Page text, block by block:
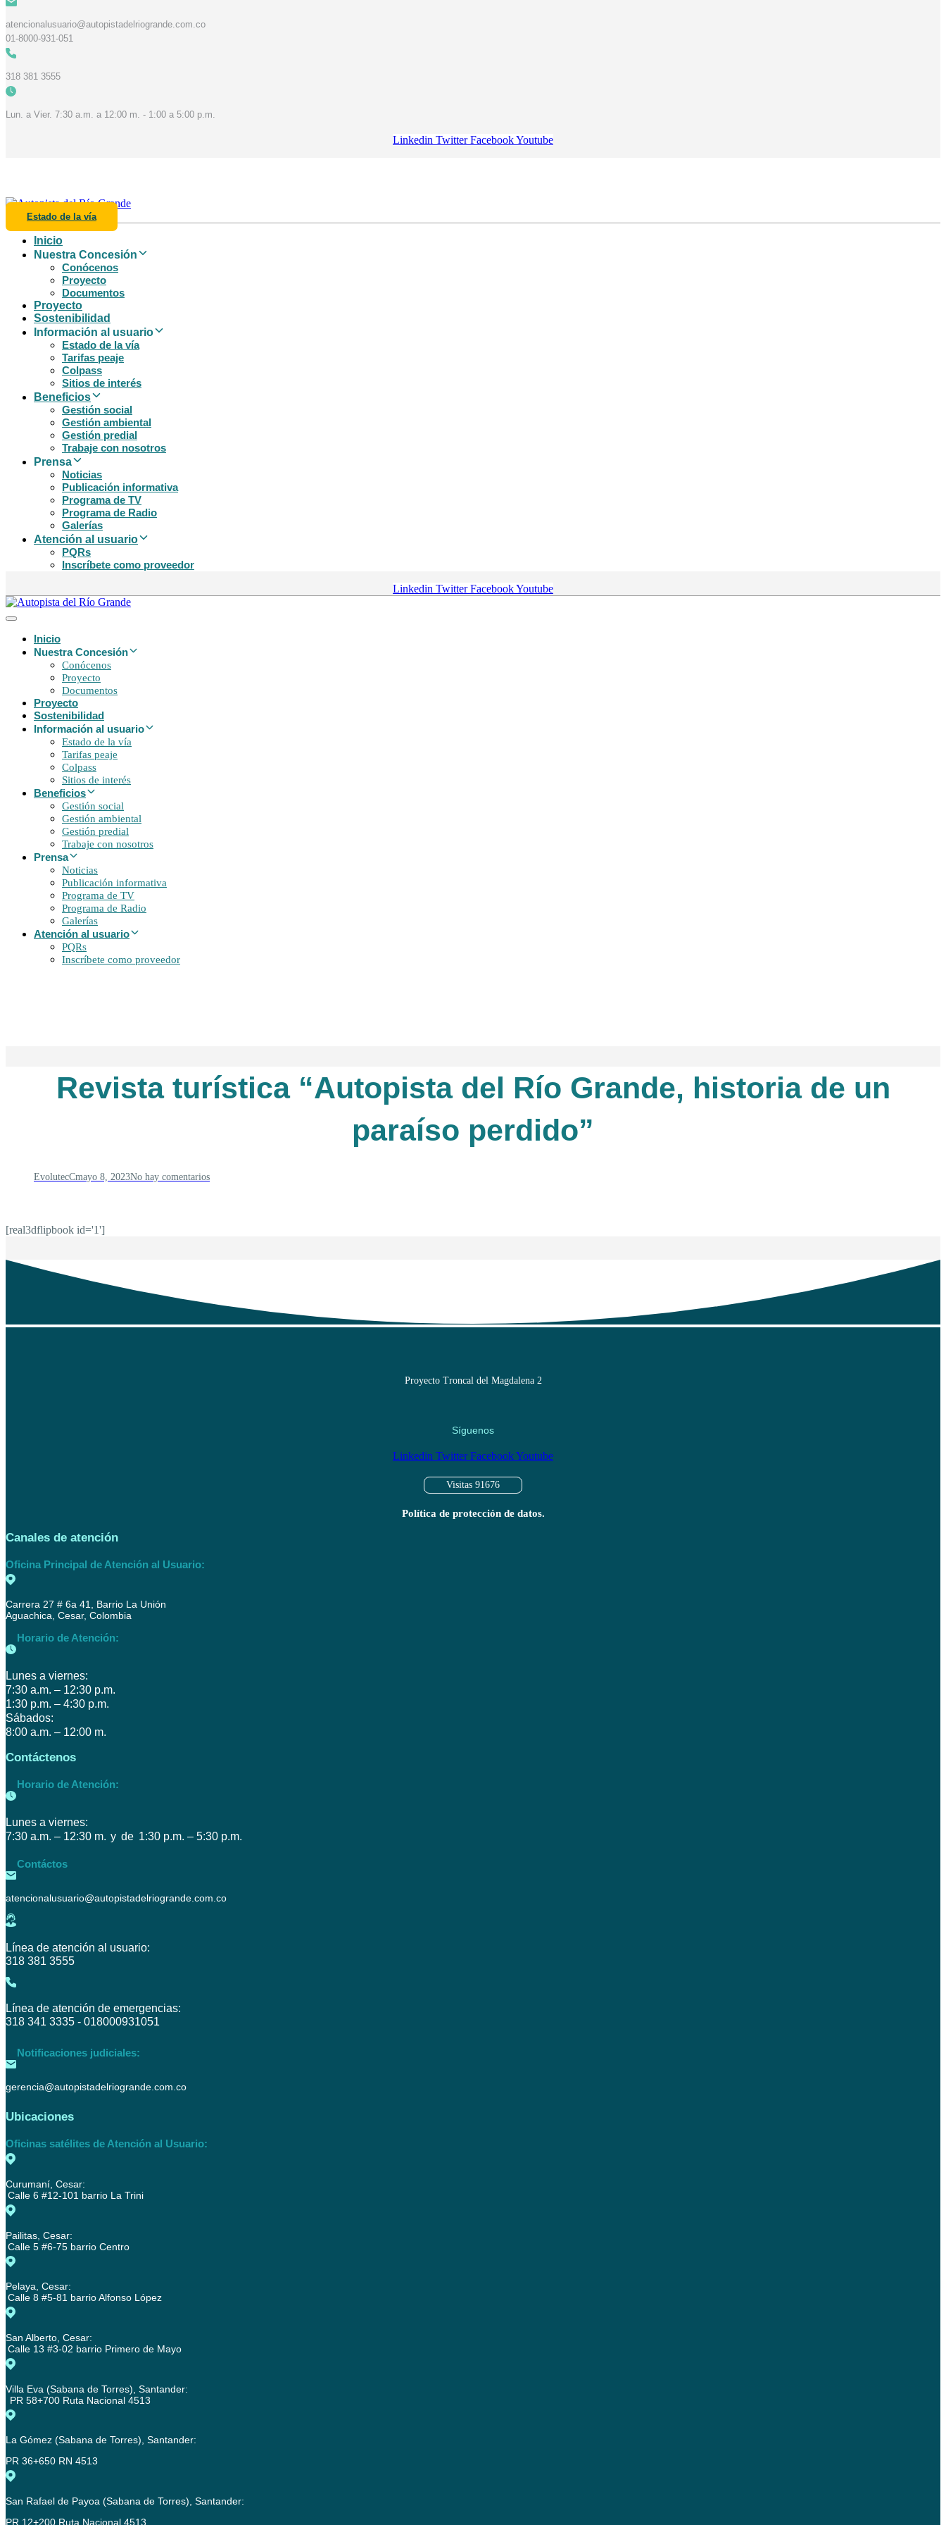
primary
navigation
Skip
content
atencionalusuario@autopistadelriogrande.com.co
01-8000-931-051
318 381 3555
Lun. a Vier. 7:30 a.m. a 12:00 m. - 1:00 a 5:00 p.m.
Linkedin Twitter FacebookYoutube
Estado de la vía
Inicio
Nuestra Concesión
Conócenos
Proyecto
Documentos
Proyecto
Sostenibilidad
Información al usuario
Estado de la vía
Tarifas peaje
Colpass
Sitios de interés
Beneficios
Gestión social
Gestión ambiental
Gestión predial
Trabaje con nosotros
Prensa
Noticias
Publicación informativa
Programa de TV
Programa de Radio
Galerías
Atención al usuario
PQRs
Inscríbete como proveedor
Linkedin Twitter FacebookYoutube
Inicio
Nuestra Concesión
Conócenos
Proyecto
Documentos
Proyecto
Sostenibilidad
Información al usuario
Estado de la vía
Tarifas peaje
Colpass
Sitios de interés
Beneficios
Gestión social
Gestión ambiental
Gestión predial
Trabaje con nosotros
Prensa
Noticias
Publicación informativa
Programa de TV
Programa de Radio
Galerías
Atención al usuario
PQRs
Inscríbete como proveedor
Revista turística “Autopista del Río Grande, historia de un
paraíso perdido”
EvolutecCmayo 8, 2023No hay comentarios
[real3dflipbook id='1']
Proyecto Troncal del Magdalena 2
Síguenos
Linkedin Twitter FacebookYoutube
Visitas 91676
Política de protección de datos.
Canales de atención
Oficina Principal de Atención al Usuario:
Carrera 27 # 6a 41, Barrio La Unión
Aguachica, Cesar, Colombia
Horario de Atención:
Lunes a viernes:
7:30 a.m. – 12:30 p.m.
1:30 p.m. – 4:30 p.m.
Sábados:
8:00 a.m. – 12:00 m.
Contáctenos
Horario de Atención:
Lunes a viernes:
7:30 a.m. – 12:30 m. y de 1:30 p.m. – 5:30 p.m.
Contáctos
atencionalusuario@autopistadelriogrande.com.co
Línea de atención al usuario:
318 381 3555
Línea de atención de emergencias:
318 341 3335 - 018000931051
Notificaciones judiciales:
gerencia@autopistadelriogrande.com.co
Ubicaciones
Oficinas satélites de Atención al Usuario:
Curumaní, Cesar:
Calle 6 #12-101 barrio La Trini
Pailitas, Cesar:
Calle 5 #6-75 barrio Centro
Pelaya, Cesar:
Calle 8 #5-81 barrio Alfonso López
San Alberto, Cesar:
Calle 13 #3-02 barrio Primero de Mayo
Villa Eva (Sabana de Torres), Santander:
PR 58+700 Ruta Nacional 4513
La Gómez (Sabana de Torres), Santander:
PR 36+650 RN 4513
San Rafael de Payoa (Sabana de Torres), Santander:
PR 12+200 Ruta Nacional 4513